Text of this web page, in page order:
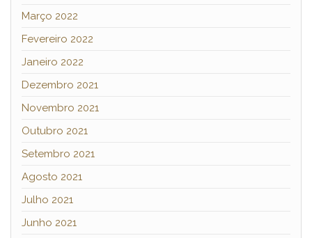
Março 2022
Fevereiro 2022
Janeiro 2022
Dezembro 2021
Novembro 2021
Outubro 2021
Setembro 2021
Agosto 2021
Julho 2021
Junho 2021